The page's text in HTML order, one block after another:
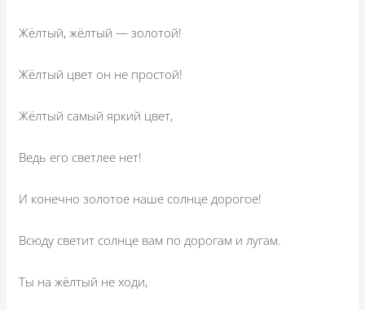
Жёлтый, жёлтый — золотой!
Жёлтый цвет он не простой!
Жёлтый самый яркий цвет,
Ведь его светлее нет!
И конечно золотое наше солнце дорогое!
Всюду светит солнце вам по дорогам и лугам.
Ты на жёлтый не ходи,